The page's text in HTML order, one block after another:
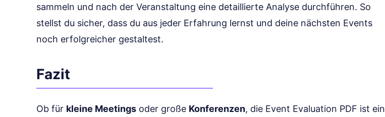
sammeln und nach der Veranstaltung eine detaillierte Analyse durchführen. So
stellst du sicher, dass du aus jeder Erfahrung lernst und deine nächsten Events
noch erfolgreicher gestaltest.
Fazit
Ob für kleine Meetings oder große Konferenzen, die Event Evaluation PDF ist ein